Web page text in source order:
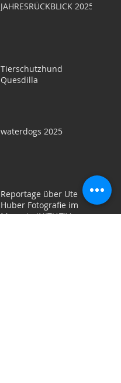
JAHRESRÜCKBLICK 2025
Tierschutzhund
Quesdilla
waterdogs 2025
Reportage über Ute
Huber Fotografie im
Magazin INITIATIV